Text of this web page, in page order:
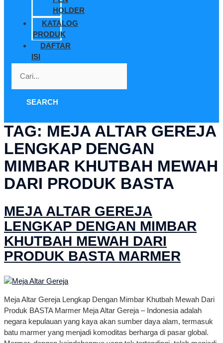
HOLDER
KATALOG
PRODUK
DAFTAR
ISI
SEARCH
TAG: MEJA ALTAR GEREJA
LENGKAP DENGAN
MIMBAR KHUTBAH MEWAH
DARI PRODUK BASTA
MEJA ALTAR GEREJA
LENGKAP DENGAN MIMBAR
KHUTBAH MEWAH DARI
PRODUK BASTA MARMER
Meja Altar Gereja Lengkap Dengan Mimbar Khutbah Mewah Dari
Produk BASTA Marmer Meja Altar Gereja – Indonesia adalah
negara kepulauan yang kaya akan sumber daya alam, termasuk
batu marmer yang menjadi komoditas berharga di pasar global.